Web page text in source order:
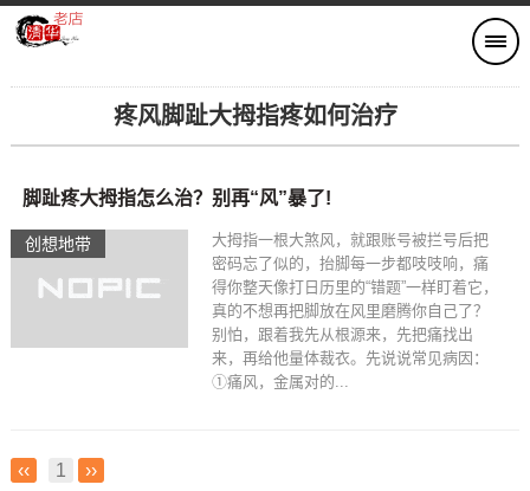
疼风脚趾大拇指疼如何治疗
创想地带
脚趾疼大拇指怎么治？别再“风”暴了!
大拇指一根大煞风，就跟账号被拦号后把
密码忘了似的，抬脚每一步都吱吱响，痛
得你整天像打日历里的“错题”一样盯着它，
真的不想再把脚放在风里磨腾你自己了？
别怕，跟着我先从根源来，先把痛找出
来，再给他量体裁衣。先说说常见病因：
①痛风，金属对的...
‹‹ 1 ››